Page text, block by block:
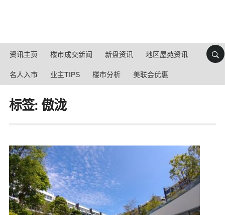
资讯主页 楼市成交新闻 新盘资讯 地区屋苑资讯
名人入市 业主TIPS 楼市分析 美联会优惠
标签: 傲泷